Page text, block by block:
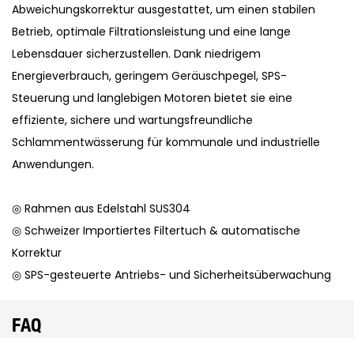
Abweichungskorrektur ausgestattet, um einen stabilen
Betrieb, optimale Filtrationsleistung und eine lange
Lebensdauer sicherzustellen. Dank niedrigem
Energieverbrauch, geringem Geräuschpegel, SPS-
Steuerung und langlebigen Motoren bietet sie eine
effiziente, sichere und wartungsfreundliche
Schlammentwässerung für kommunale und industrielle
Anwendungen.
◎ Rahmen aus Edelstahl SUS304
◎ Schweizer Importiertes Filtertuch & automatische
Korrektur
◎ SPS-gesteuerte Antriebs- und Sicherheitsüberwachung
FAQ